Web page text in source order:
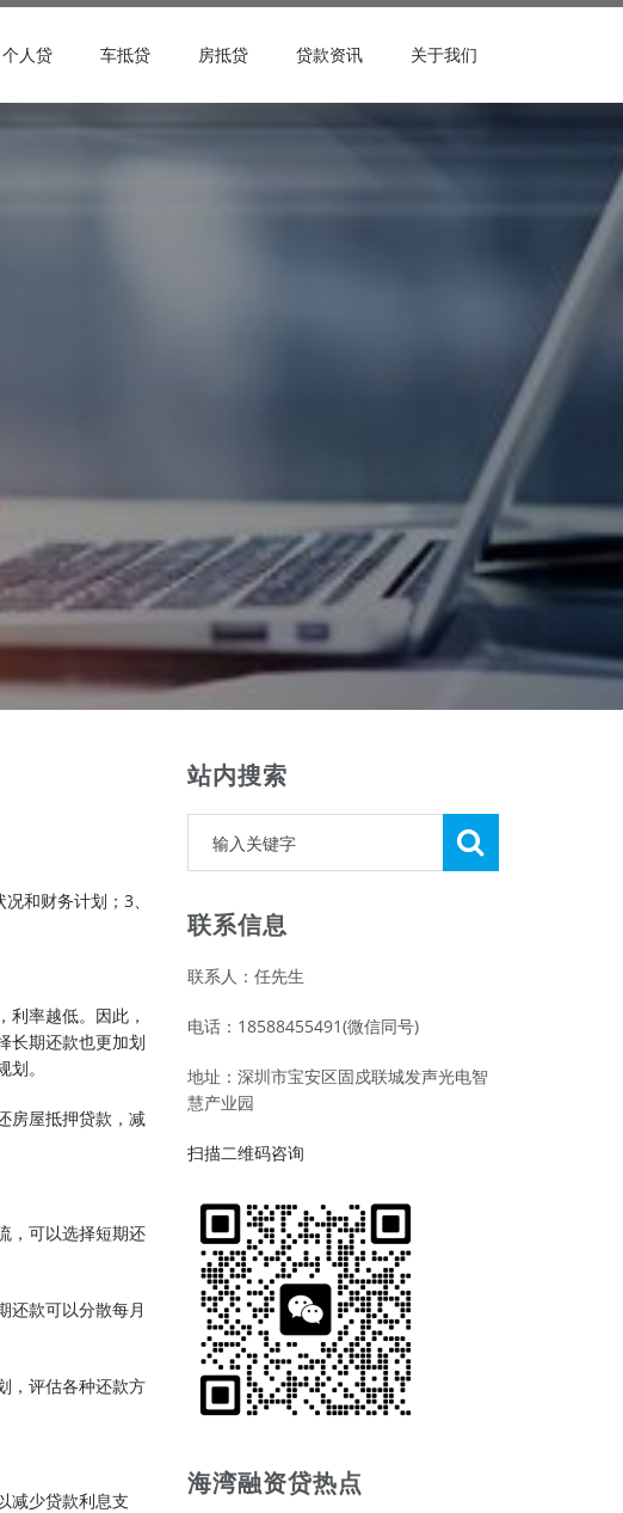
个人贷 车抵贷 房抵贷 贷款资讯 关于我们
和财务计划；3、
率越低。因此，
长期还款也更加划
。
房屋抵押贷款，减
，可以选择短期还
还款可以分散每月
，评估各种还款方
减少贷款利息支
站内搜索
联系信息
联系人：任先生
电话：18588455491(微信同号)
地址：深圳市宝安区固戍联城发声光电智
慧产业园
扫描二维码咨询
海湾融资贷热点